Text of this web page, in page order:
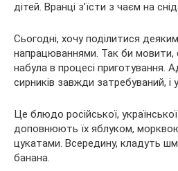
дітей. Вранці з’їсти з чаєм на
Сьогодні, хочу поділитися
напрацюваннями. Так би мовити,
набула в процесі приготування.
сирників завжди затребуваний, і
Це блюдо російської, української
доповнюють їх яблуком,
цукатами. Всередину, кладуть
банана.